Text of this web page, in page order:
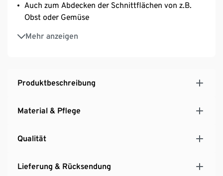
Auch zum Abdecken der Schnittflächen von z.B.
Obst oder Gemüse
Mehr anzeigen
Idealer Ersatz verlorener oder beschädigter Deckel
Diese Silikon-Frischhaltedeckel reduzieren Müll.
Produktbeschreibung
Material & Pflege
Qualität
Lieferung & Rücksendung